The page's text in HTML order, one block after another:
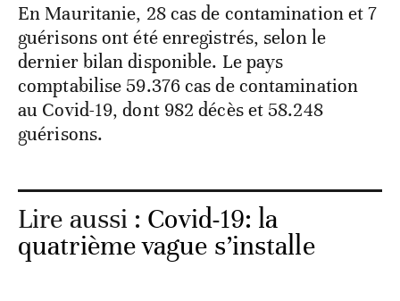
En Mauritanie, 28 cas de contamination et 7
guérisons ont été enregistrés, selon le
dernier bilan disponible. Le pays
comptabilise 59.376 cas de contamination
au Covid-19, dont 982 décès et 58.248
guérisons.
Lire aussi : Covid-19: la
quatrième vague s’installe